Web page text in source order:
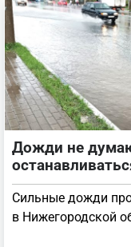
Дожди не
Сильные дожди
в Нижегородской